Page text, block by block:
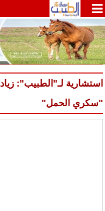
استشارية لـ"الطبيب":
"سكري الحمل"